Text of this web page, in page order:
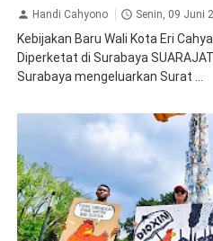
Handi Cahyono Senin, 09 Juni
Kebijakan Baru Wali Kota Eri
Diperketat di Surabaya
Surabaya mengeluarkan Surat ...